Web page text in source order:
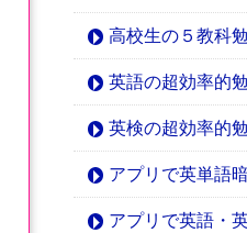
高校生の５教科
英語の超効率的
英検の超効率的
アプリで英単語
アプリで英語・